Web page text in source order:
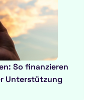
So finanzieren
Unterstützung